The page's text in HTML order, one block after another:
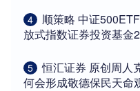
4
顺策略 中证
放式指数证券投资基金
5
恒汇证券 原创周人
何会形成敬德保民天命